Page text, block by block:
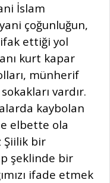
İslam
çoğunluğun,
ettiği yol
kurt kapar
münherif
vardır.
kaybolan
elbette ola
Şiilik bir
şeklinde bir
ifade etmek